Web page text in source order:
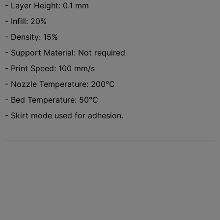
- Layer Height: 0.1 mm
- Infill: 20%
- Density: 15%
- Support Material: Not required
- Print Speed: 100 mm/s
- Nozzle Temperature: 200°C
- Bed Temperature: 50°C
- Skirt mode used for adhesion.